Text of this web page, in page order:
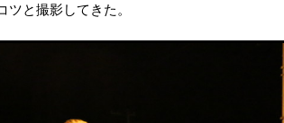
と撮影してきた。